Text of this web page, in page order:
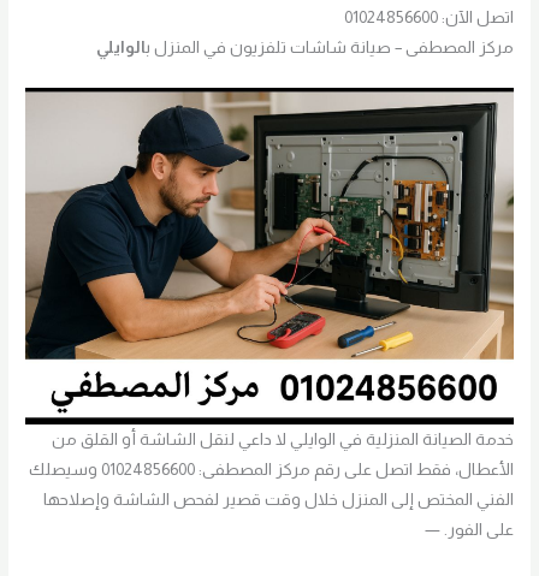
اتصل الآن: 01024856600
مركز المصطفى – صيانة شاشات تلفزيون في المنزل بالوايلي
خدمة الصيانة المنزلية في الوايلي لا داعي لنقل الشاشة أو القلق من
الأعطال، فقط اتصل على رقم مركز المصطفى: 01024856600 وسيصلك
الفني المختص إلى المنزل خلال وقت قصير لفحص الشاشة وإصلاحها
على الفور. —